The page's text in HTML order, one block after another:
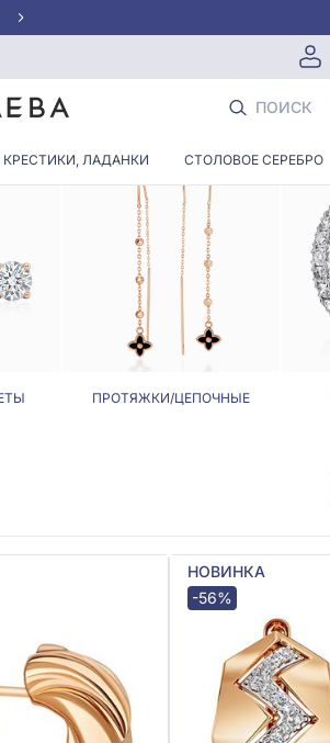
ПОИСК
КРЕСТИКИ, ЛАДАНКИ СТОЛОВОЕ СЕРЕБРО
ПРОТЯЖКИ/ЦЕПОЧНЫЕ
НОВИНКА
-56%